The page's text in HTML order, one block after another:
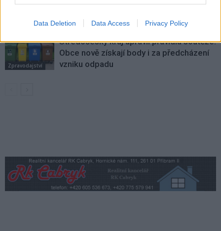
Data Deletion Data Access Privacy Policy
Přibudou i tři nové poblíž Svaté Hory
Zpravodajství
Středočeský kraj upravil pravidla soutěže.
Obce nově získají body i za předcházení
vzniku odpadu